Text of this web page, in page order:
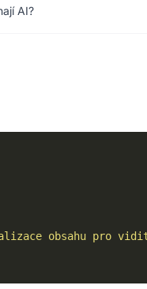
AI?
obsahu pro